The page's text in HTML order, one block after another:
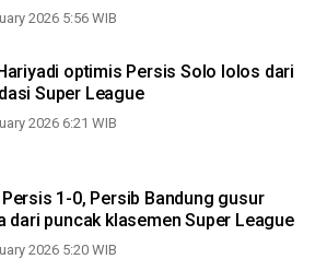
2026 5:56 WIB
optimis Persis Solo lolos dari
Super League
2026 6:21 WIB
1-0, Persib Bandung gusur
dari puncak klasemen Super League
2026 5:20 WIB